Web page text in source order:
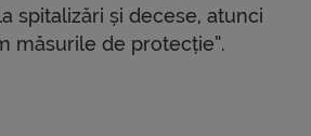
spitalizări și decese, atunci
măsurile de protecție”.